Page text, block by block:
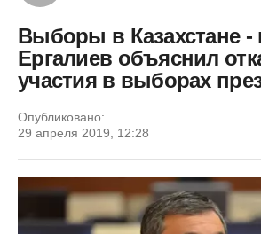
Выборы в Казахстане -
Ергалиев объяснил
участия в выборах
Опубликовано:
29 апреля 2019, 12:28